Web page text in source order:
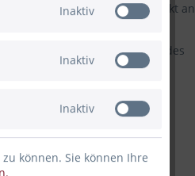
und er passt sich perfekt
mit Sternen und dem Namen des
Inaktiv
Inaktiv
Inaktiv
können. Sie können Ihre